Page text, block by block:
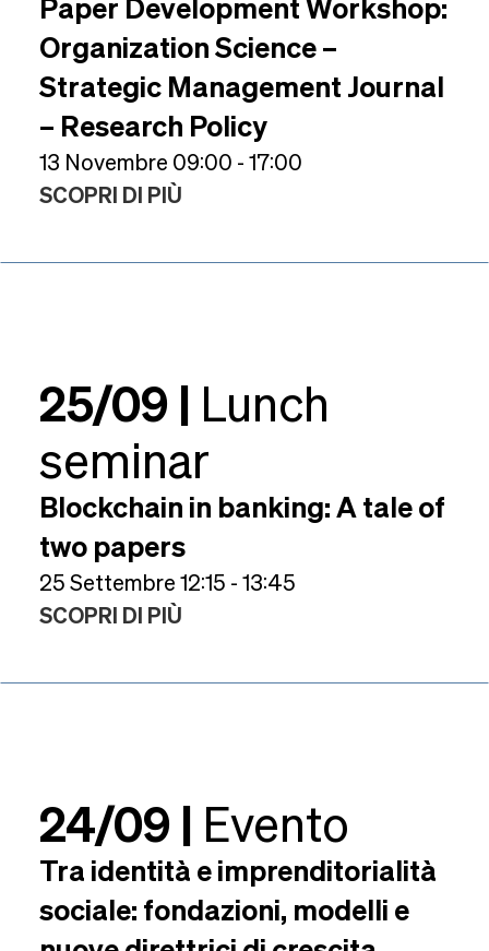
Organization Science –
Strategic Management Journal
– Research Policy
13 Novembre 09:00 - 17:00
SCOPRI DI PIÙ
25/09 | Lunch
seminar
Blockchain in banking: A tale of
two papers
25 Settembre 12:15 - 13:45
SCOPRI DI PIÙ
24/09 | Evento
Tra identità e imprenditorialità
sociale: fondazioni, modelli e